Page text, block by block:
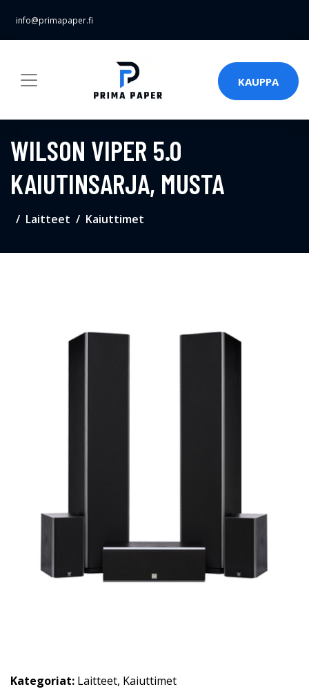
info@primapaper.fi
KAUPPA
WILSON VIPER 5.0
KAIUTINSARJA, MUSTA
Laitteet Kaiuttimet
Kategoriat: Laitteet, Kaiuttimet